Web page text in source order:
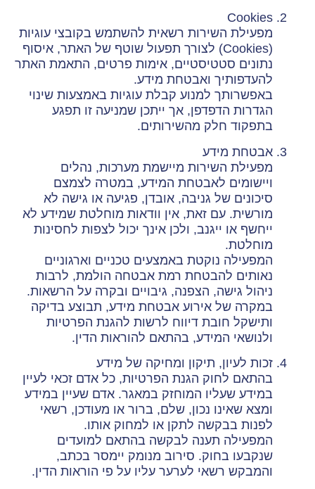
Cookies
מפעילת השירות רשאית להשתמש בקובצי עוגיות
(Cookies) לצורך תפעול שוטף של האתר, איסוף
נתונים סטטיסטיים, אימות פרטים, התאמת האתר
להעדפותיך ואבטחת מידע.
באפשרותך למנוע קבלת עוגיות באמצעות שינוי
הגדרות הדפדפן, אך ייתכן שמניעה זו תפגע
בתפקוד חלק מהשירותים.
אבטחת מידע
מפעילת השירות מיישמת מערכות, נהלים
ויישומים לאבטחת המידע, במטרה לצמצם
סיכונים של גניבה, אובדן, פגיעה או גישה לא
מורשית. עם זאת, אין וודאות מוחלטת שמידע לא
ייחשף או ייגנב, ולכן אינך יכול לצפות לחסינות
מוחלטת.
המפעילה נוקטת באמצעים טכניים וארגוניים
נאותים להבטחת רמת אבטחה הולמת, לרבות
ניהול גישה, הצפנה, גיבויים ובקרה על הרשאות.
במקרה של אירוע אבטחת מידע, תבוצע בדיקה
ותישקל חובת דיווח לרשות להגנת הפרטיות
ולנושאי המידע, בהתאם להוראות הדין.
זכות לעיון, תיקון ומחיקה של מידע
בהתאם לחוק הגנת הפרטיות, כל אדם זכאי לעיין
במידע שעליו המוחזק במאגר. אדם שעיין במידע
ומצא שאינו נכון, שלם, ברור או מעודכן, רשאי
לפנות בבקשה לתקן או למחוק אותו.
המפעילה תענה לבקשה בהתאם למועדים
שנקבעו בחוק. סירוב מנומק יימסר בכתב,
והמבקש רשאי לערער עליו על פי הוראות הדין.